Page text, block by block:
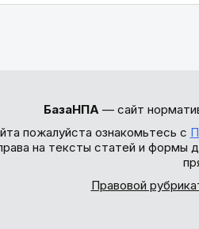
БазаНПА— сайт
пожалуйста ознакомьтесь с
на тексты статей и формы
Правовой